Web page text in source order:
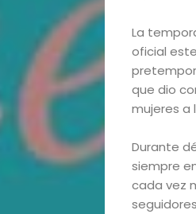
La
oficial
que dio
mujeres a
Durante
siempre
cada vez